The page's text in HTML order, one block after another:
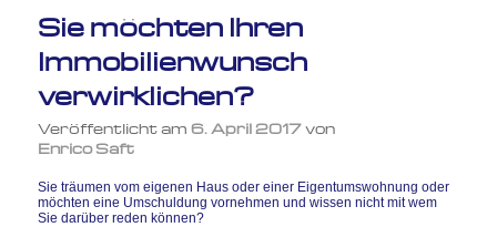
Sie möchten Ihren
Immobilienwunsch
verwirklichen?
Veröffentlicht am6. April 2017von
Enrico Saft
Sie träumen vom eigenen Haus oder einer Eigentumswohnung oder
möchten eine Umschuldung vornehmen und wissen nicht mit wem
Sie darüber reden können?